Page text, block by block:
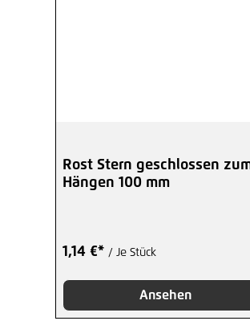
Rost Stern geschlossen
Hängen 100 mm
1,14 €* / Je Stück
Ansehen